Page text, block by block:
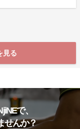
見る
で、
せんか？